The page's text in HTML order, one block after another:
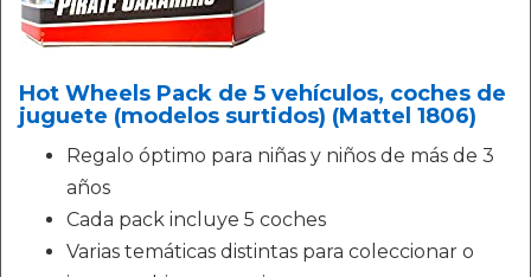
Hot Wheels Pack de 5 vehículos, coches de
juguete (modelos surtidos) (Mattel 1806)
Regalo óptimo para niñas y niños de más de 3
años
Cada pack incluye 5 coches
Varias temáticas distintas para coleccionar o